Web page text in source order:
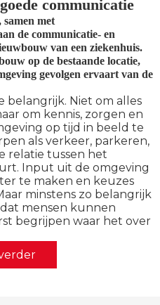
communicatie
met
de communicatie- en
van een ziekenhuis.
op de bestaande locatie,
gevolgen ervaart van de
belangrijk. Niet om alles
om kennis, zorgen en
op tijd in beeld te
als verkeer, parkeren,
relatie tussen het
Input uit de omgeving
te maken en keuzes
minstens zo belangrijk
mensen kunnen
begrijpen waar het over